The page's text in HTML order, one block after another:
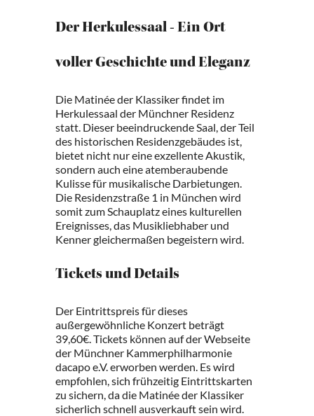
Der Herkulessaal - Ein Ort
voller Geschichte und Eleganz
Die Matinée der Klassiker findet im
Herkulessaal der Münchner Residenz
statt. Dieser beeindruckende Saal, der Teil
des historischen Residenzgebäudes ist,
bietet nicht nur eine exzellente Akustik,
sondern auch eine atemberaubende
Kulisse für musikalische Darbietungen.
Die Residenzstraße 1 in München wird
somit zum Schauplatz eines kulturellen
Ereignisses, das Musikliebhaber und
Kenner gleichermaßen begeistern wird.
Tickets und Details
Der Eintrittspreis für dieses
außergewöhnliche Konzert beträgt
39,60€. Tickets können auf der Webseite
der Münchner Kammerphilharmonie
dacapo e.V. erworben werden. Es wird
empfohlen, sich frühzeitig Eintrittskarten
zu sichern, da die Matinée der Klassiker
sicherlich schnell ausverkauft sein wird.